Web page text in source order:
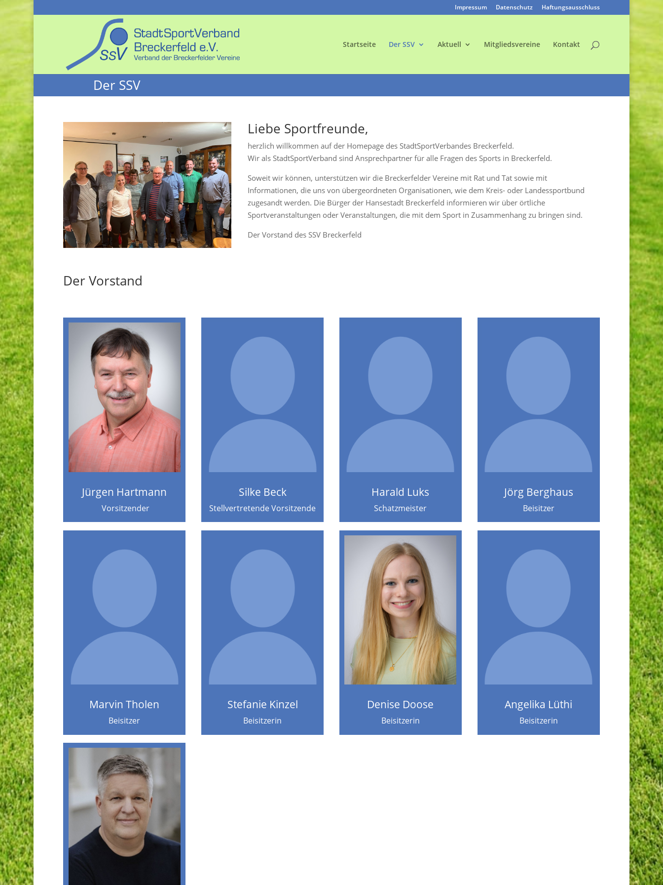
Impressum Datenschutz Haftungsausschluss
Startseite Der SSV Aktuell Mitgliedsvereine Kontakt
Der SSV
Liebe Sportfreunde,
herzlich willkommen auf der Homepage des StadtSportVerbandes Breckerfeld.
Wir als StadtSportVerband sind Ansprechpartner für alle Fragen des Sports in Breckerfeld.
Soweit wir können, unterstützen wir die Breckerfelder Vereine mit Rat und Tat sowie mit
Informationen, die uns von übergeordneten Organisationen, wie dem Kreis- oder Landessportbund
zugesandt werden. Die Bürger der Hansestadt Breckerfeld informieren wir über örtliche
Sportveranstaltungen oder Veranstaltungen, die mit dem Sport in Zusammenhang zu bringen sind.
Der Vorstand des SSV Breckerfeld
Der Vorstand
Jürgen Hartmann
Vorsitzender
Marvin Tholen
Beisitzer
Silke Beck
Stellvertretende Vorsitzende
Stefanie Kinzel
Beisitzerin
Harald Luks
Schatzmeister
Denise Doose
Beisitzerin
Jörg Berghaus
Beisitzer
Angelika Lüthi
Beisitzerin